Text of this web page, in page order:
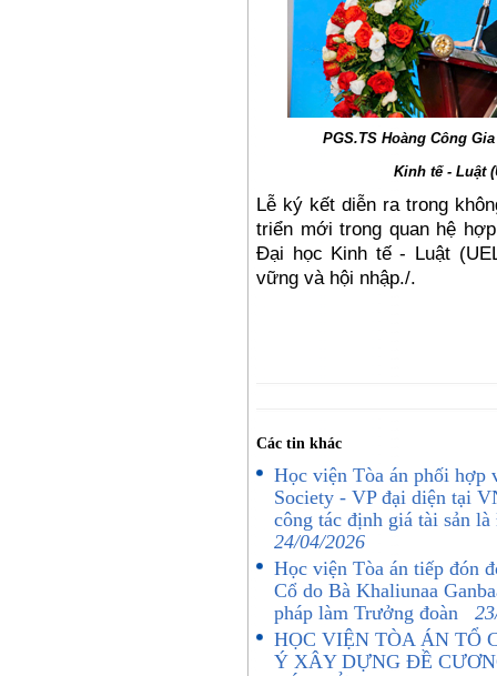
PGS.TS Hoàng Công
Kinh tế - Luật
Lễ ký kết diễn ra trong
triển mới trong quan hệ
Đại học Kinh tế- Luật
vững và hội nhập./.
Các tin khác
Học viện Tòa án phối
Society - VP đại diện tại
công tác định giá tài sản
24/04/2026
Học viện Tòa án tiếp đón
Cổ do Bà Khaliunaa
pháp làm Trưởng đoàn
HỌC VIỆN TÒA ÁN TỔ
Ý XÂY DỰNG ĐỀ